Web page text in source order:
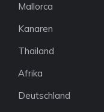
Mallorca
Kanaren
Thailand
Afrika
Deutschland